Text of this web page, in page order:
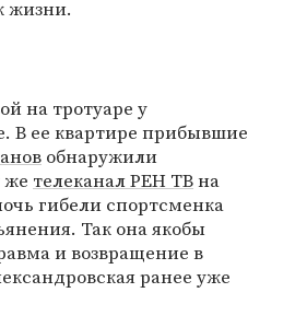
жизни.
на тротуаре у
В ее квартире прибывшие
обнаружили
же телеканал РЕН ТВна
гибели спортсменка
Так она якобы
и возвращение в
ранее уже